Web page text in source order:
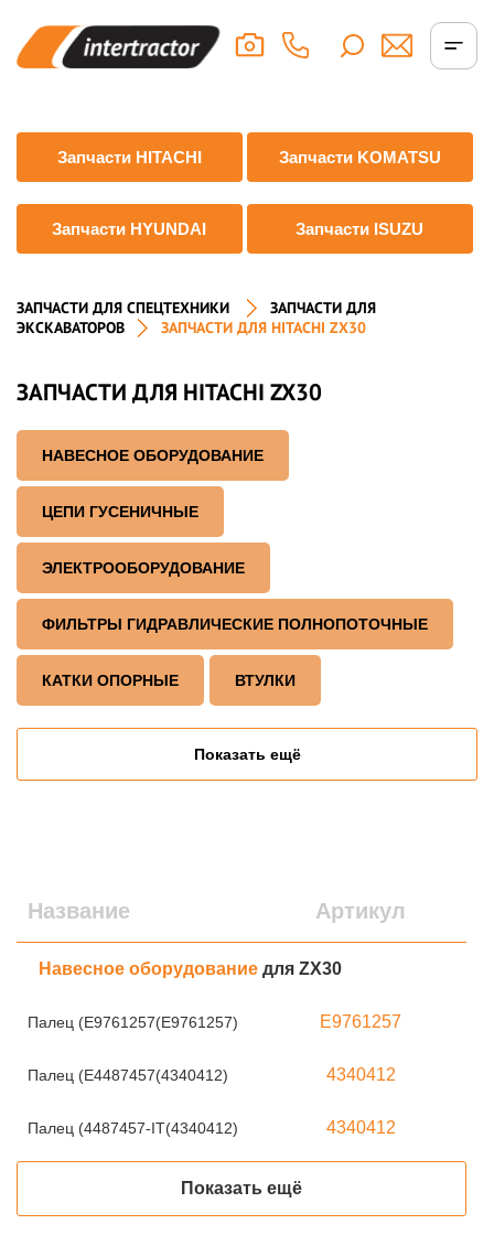
Запчасти HITACHI Запчасти KOMATSU
Запчасти HYUNDAI Запчасти ISUZU
ЗАПЧАСТИ ДЛЯ СПЕЦТЕХНИКИ
ЗАПЧАСТИ ДЛЯ
ЭКСКАВАТОРОВ
ЗАПЧАСТИ ДЛЯ HITACHI ZX30
ЗАПЧАСТИ ДЛЯ HITACHI ZX30
НАВЕСНОЕ ОБОРУДОВАНИЕ
ЦЕПИ ГУСЕНИЧНЫЕ
ЭЛЕКТРООБОРУДОВАНИЕ
ФИЛЬТРЫ ГИДРАВЛИЧЕСКИЕ ПОЛНОПОТОЧНЫЕ
КАТКИ ОПОРНЫЕ ВТУЛКИ
Показать ещё
Название Артикул
Навесное оборудование для ZX30
Палец (E9761257(E9761257) E9761257
Палец (E4487457(4340412) 4340412
Палец (4487457-IT(4340412) 4340412
Показать ещё